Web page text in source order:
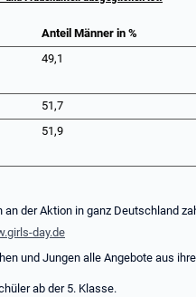
Anteil Männer in %
49,1
51,7
51,9
der Aktion in ganz Deutschland
day.de
und Jungen alle Angebote aus
ab der 5. Klasse.